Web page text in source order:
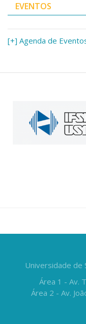
EVENTOS
[+] Agenda de
Universidade de
Área 1 - Av.
Área 2 - Av.